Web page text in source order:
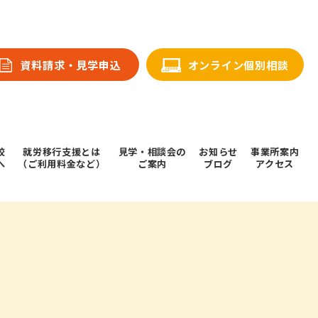
資料請求・⾒学申込 オンライン個別相談
就労移行支援とは
（ご利用料金など）
⾒学・相談会の
ご案内
お知らせ
ブログ
事業所案内
アクセス